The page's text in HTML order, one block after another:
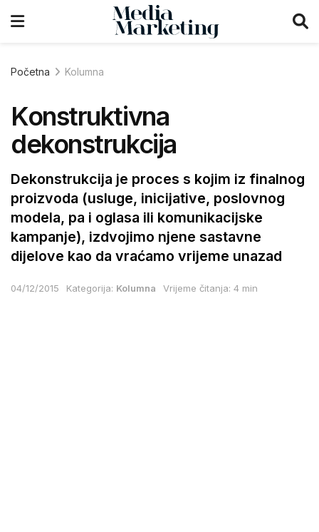
Početna Kolumna
Konstruktivna
dekonstrukcija
Dekonstrukcija je proces s kojim iz finalnog
proizvoda (usluge, inicijative, poslovnog
modela, pa i oglasa ili komunikacijske
kampanje), izdvojimo njene sastavne
dijelove kao da vraćamo vrijeme unazad
04/12/2015 Kategorija: Kolumna Vrijeme čitanja: 4 min